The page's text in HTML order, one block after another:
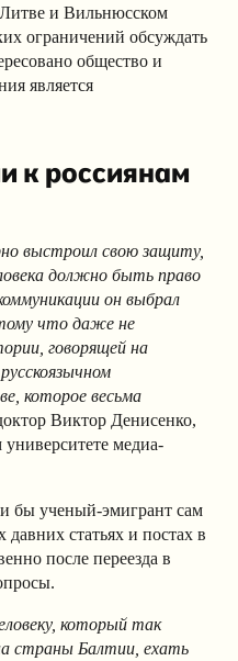
и Вильнюсском
ограничений обсуждать
общество и
является
к россиянам
выстроил свою защиту,
должно быть право
он выбрал
что даже не
говорящей на
которое весьма
Виктор Денисенко,
медиа-
бы ученый-эмигрант сам
статьях и постах в
после переезда в
который так
страны Балтии, ехать